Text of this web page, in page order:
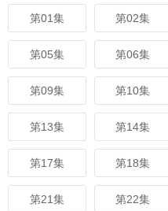
第01集 第02集
第05集 第06集
第09集 第10集
第13集 第14集
第17集 第18集
第21集 第22集